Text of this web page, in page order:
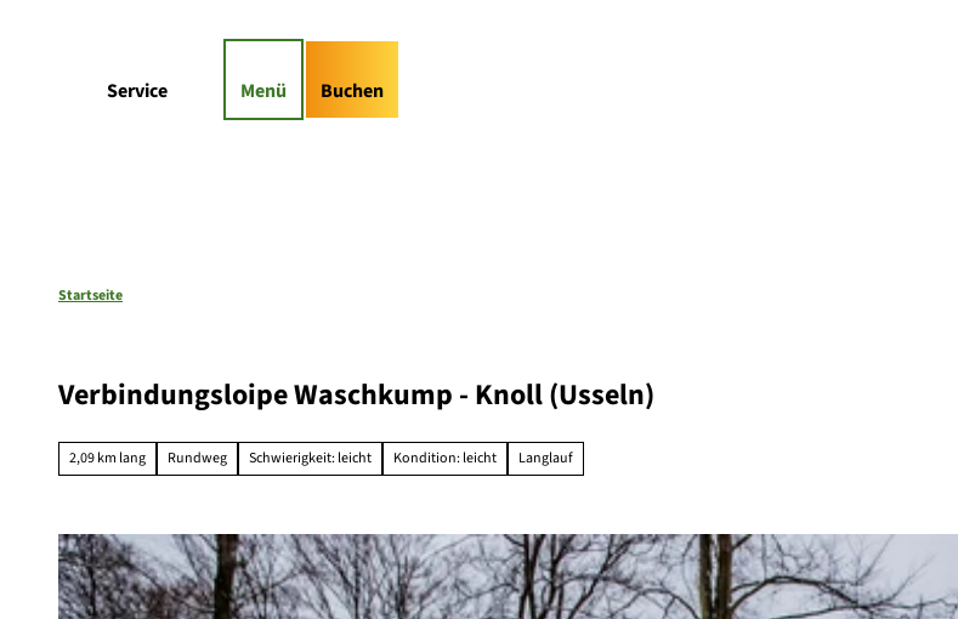
Service Menü Buchen
Startseite
Verbindungsloipe Waschkump - Knoll (Usseln)
2,09 km lang Rundweg Schwierigkeit: leicht Kondition: leicht Langlauf